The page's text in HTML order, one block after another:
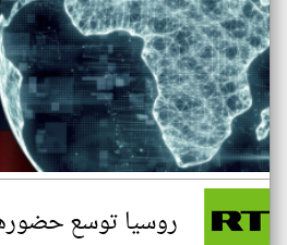
روسيا توسع